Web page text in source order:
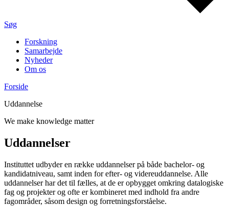
Søg
Forskning
Samarbejde
Nyheder
Om os
Forside
Uddannelse
We make knowledge matter
Uddannelser
Instituttet udbyder en række uddannelser på både bachelor- og
kandidatniveau, samt inden for efter- og videreuddannelse. Alle
uddannelser har det til fælles, at de er opbygget omkring datalogiske
fag og projekter og ofte er kombineret med indhold fra andre
fagområder, såsom design og forretningsforståelse.